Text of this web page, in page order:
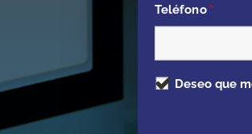
Teléfono *
Deseo que